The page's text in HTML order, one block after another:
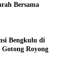
Bersama
Bengkulu di
Royong